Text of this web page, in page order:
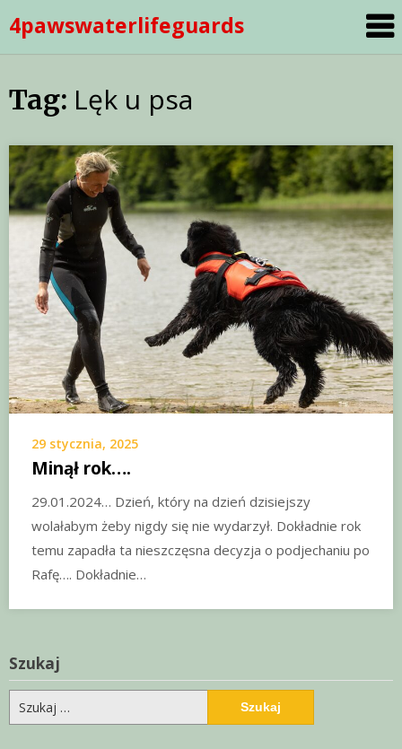
to
content
4pawswaterlifeguards
Tag: Lęk u psa
29 stycznia, 2025
Minął rok….
29.01.2024… Dzień, który na dzień dzisiejszy
wolałabym żeby nigdy się nie wydarzył. Dokładnie rok
temu zapadła ta nieszczęsna decyzja o podjechaniu po
Rafę…. Dokładnie…
Szukaj
Szukaj: